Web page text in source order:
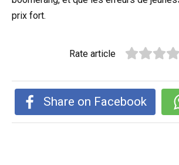
prix fort.
Rate article
Share on Facebook